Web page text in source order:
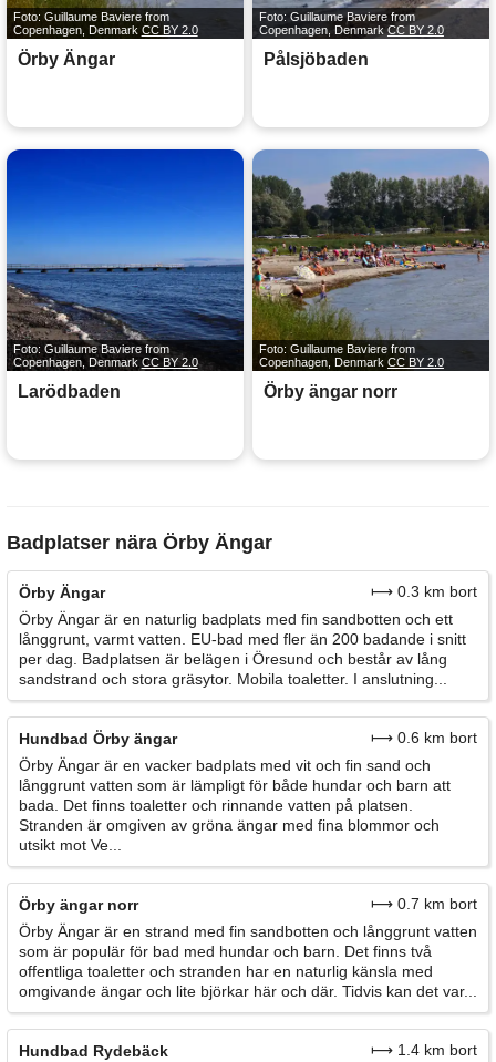
Foto: Guillaume Baviere from
Copenhagen, Denmark CC BY 2.0
Örby Ängar
Foto: Guillaume Baviere from
Copenhagen, DenmarkCC BY 2.0
Pålsjöbaden
Foto: Guillaume Baviere from
Copenhagen, DenmarkCC BY 2.0
Larödbaden
Foto: Guillaume Baviere from
Copenhagen, Denmark CC BY 2.0
Örby ängar norr
Badplatser nära Örby Ängar
Örby Ängar
⟼ 0.3 km bort
Örby Ängar är en naturlig badplats med fin sandbotten och ett
långgrunt, varmt vatten. EU-bad med fler än 200 badande i snitt
per dag. Badplatsen är belägen i Öresund och består av lång
sandstrand och stora gräsytor. Mobila toaletter. I anslutning...
Hundbad Örby ängar
⟼ 0.6 km bort
Örby Ängar är en vacker badplats med vit och fin sand och
långgrunt vatten som är lämpligt för både hundar och barn att
bada. Det finns toaletter och rinnande vatten på platsen.
Stranden är omgiven av gröna ängar med fina blommor och
utsikt mot Ve...
Örby ängar norr
⟼ 0.7 km bort
Örby Ängar är en strand med fin sandbotten och långgrunt vatten
som är populär för bad med hundar och barn. Det finns två
offentliga toaletter och stranden har en naturlig känsla med
omgivande ängar och lite björkar här och där. Tidvis kan det var...
Hundbad Rydebäck
⟼ 1.4 km bort